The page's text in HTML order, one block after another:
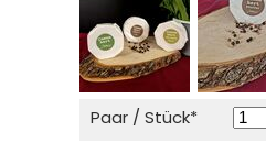
Pflichtfeld
Paar / Stück*